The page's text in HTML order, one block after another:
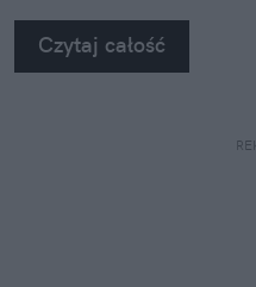
Czytaj całość